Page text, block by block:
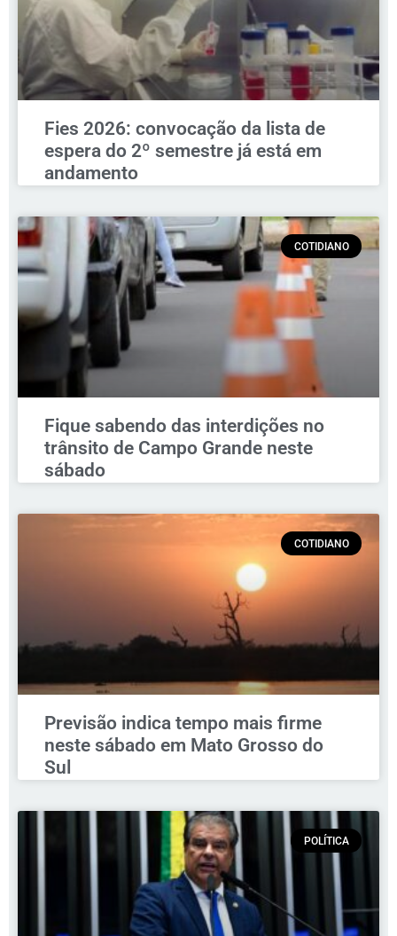
Fies 2026: convocação da lista de
espera do 2º semestre já está em
andamento
COTIDIANO
Fique sabendo das interdições no
trânsito de Campo Grande neste
sábado
COTIDIANO
Previsão indica tempo mais firme
neste sábado em Mato Grosso do
Sul
POLÍTICA